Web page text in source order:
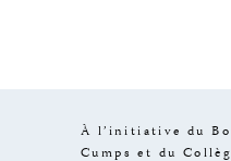
À l’initiative du
Cumps et du